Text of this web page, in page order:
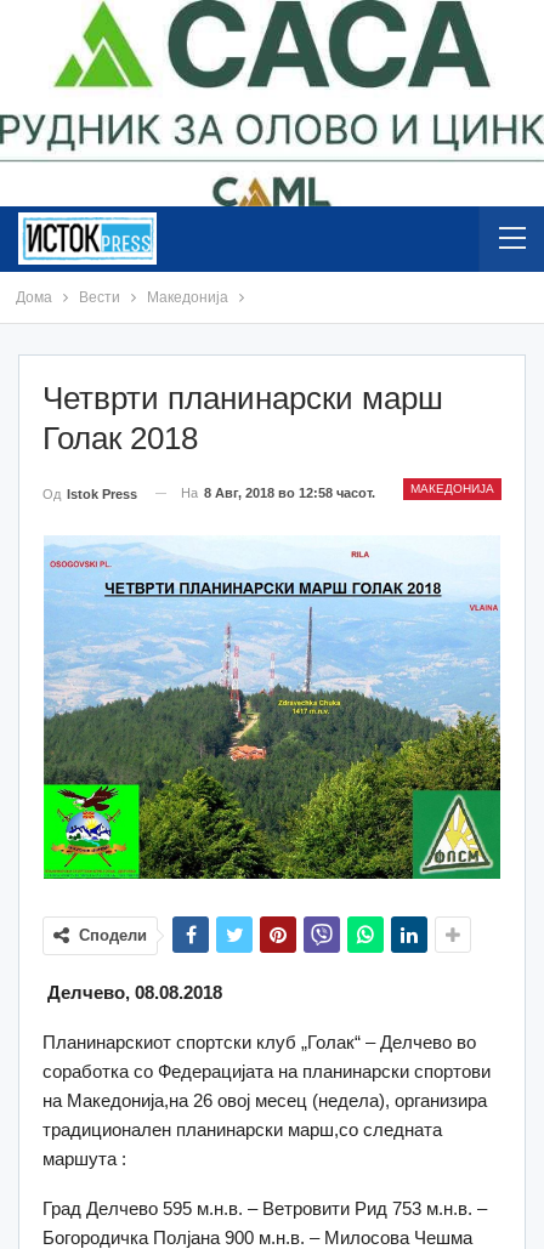
Дома Вести Македонија
Четврти планинарски марш
Голак 2018
МАКЕДОНИЈА
Од Istok Press На 8 Авг, 2018 во 12:58 часот.
Сподели
Делчево, 08.08.2018
Планинарскиот спортски клуб „Голак“ – Делчево во
соработка со Федерацијата на планинарски спортови
на Македонија,на 26 овој месец (недела), организира
традиционален планинарски марш,со следната
маршута :
Град Делчево 595 м.н.в. – Ветровити Рид 753 м.н.в. –
Богородичка Полјана 900 м.н.в. – Милосова Чешма